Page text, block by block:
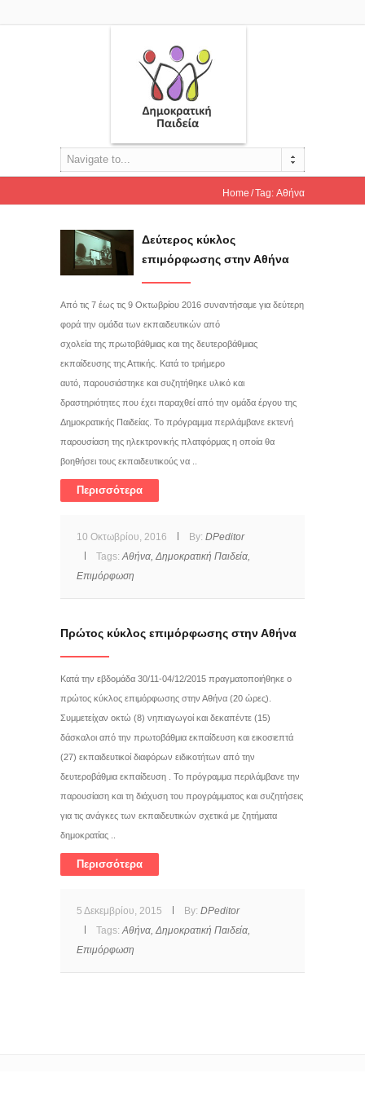
Navigate to...
Home Tag: Αθήνα
Δεύτερος κύκλος
επιμόρφωσης στην Αθήνα
Από τις 7 έως τις 9 Οκτωβρίου 2016 συναντήσαμε για δεύτερη
φορά την ομάδα των εκπαιδευτικών από
σχολεία της πρωτοβάθμιας και της δευτεροβάθμιας
εκπαίδευσης της Αττικής. Κατά το τριήμερο
αυτό, παρουσιάστηκε και συζητήθηκε υλικό και
δραστηριότητες που έχει παραχθεί από την ομάδα έργου της
Δημοκρατικής Παιδείας. Το πρόγραμμα περιλάμβανε εκτενή
παρουσίαση της ηλεκτρονικής πλατφόρμας η οποία θα
βοηθήσει τους εκπαιδευτικούς να ..
Περισσότερα
10 Οκτωβρίου, 2016 By: DPeditor
Tags: Αθήνα, Δημοκρατική Παιδεία,
Επιμόρφωση
Πρώτος κύκλος επιμόρφωσης στην Αθήνα
Kατά την εβδομάδα 30/11-04/12/2015 πραγματοποιήθηκε ο
πρώτος κύκλος επιμόρφωσης στην Αθήνα (20 ώρες).
Συμμετείχαν οκτώ (8) νηπιαγωγοί και δεκαπέντε (15)
δάσκαλοι από την πρωτοβάθμια εκπαίδευση και εικοσιεπτά
(27) εκπαιδευτικοί διαφόρων ειδικοτήτων από την
δευτεροβάθμια εκπαίδευση . Το πρόγραμμα περιλάμβανε την
παρουσίαση και τη διάχυση του προγράμματος και συζητήσεις
για τις ανάγκες των εκπαιδευτικών σχετικά με ζητήματα
δημοκρατίας ..
Περισσότερα
5 Δεκεμβρίου, 2015 By: DPeditor
Tags: Αθήνα, Δημοκρατική Παιδεία,
Επιμόρφωση